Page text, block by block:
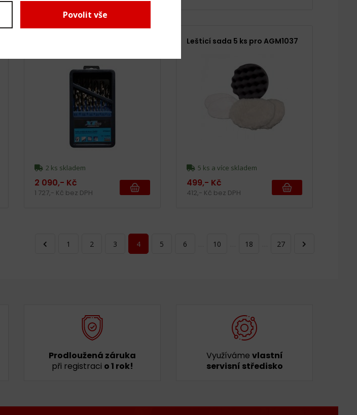
2 ks skladem
2 090,- Kč
1 727,- Kč bez DPH
Lešticí sada 5 ks pro AGM1037
5 ks a více skladem
499,- Kč
412,- Kč bez DPH
1 2 3 4 5 6 10 18 27
Prodloužená záruka
při registraci o 1 rok!
Využíváme vlastní
servisní středisko
Povolit vše